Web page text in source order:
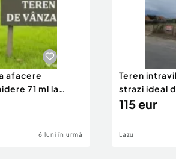
afacere
71 ml la
6 luni în urmă
Teren
strazi ideal
115 eur
Lazu